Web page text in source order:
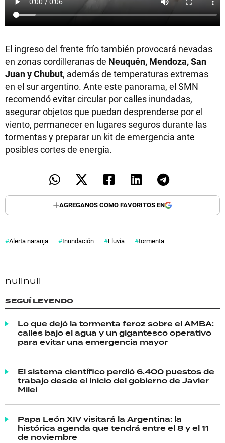
El ingreso del frente frío también provocará nevadas
en zonas cordilleranas de Neuquén, Mendoza, San
Juan y Chubut, además de temperaturas extremas
en el sur argentino. Ante este panorama, el SMN
recomendó evitar circular por calles inundadas,
asegurar objetos que puedan desprenderse por el
viento, permanecer en lugares seguros durante las
tormentas y preparar un kit de emergencia ante
posibles cortes de energía.
AGREGANOS COMO FAVORITOS EN
Alerta naranja Inundación Lluvia tormenta
nullnull
SEGUÍ LEYENDO
Lo que dejó la tormenta feroz sobre el AMBA:
calles bajo el agua y un gigantesco operativo
para evitar una emergencia mayor
El sistema científico perdió 6.400 puestos de
trabajo desde el inicio del gobierno de Javier
Milei
Papa León XIV visitará la Argentina: la
histórica agenda que tendrá entre el 8 y el 11
de noviembre